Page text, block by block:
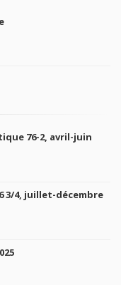
76-2, avril-juin
3/4, juillet-décembre